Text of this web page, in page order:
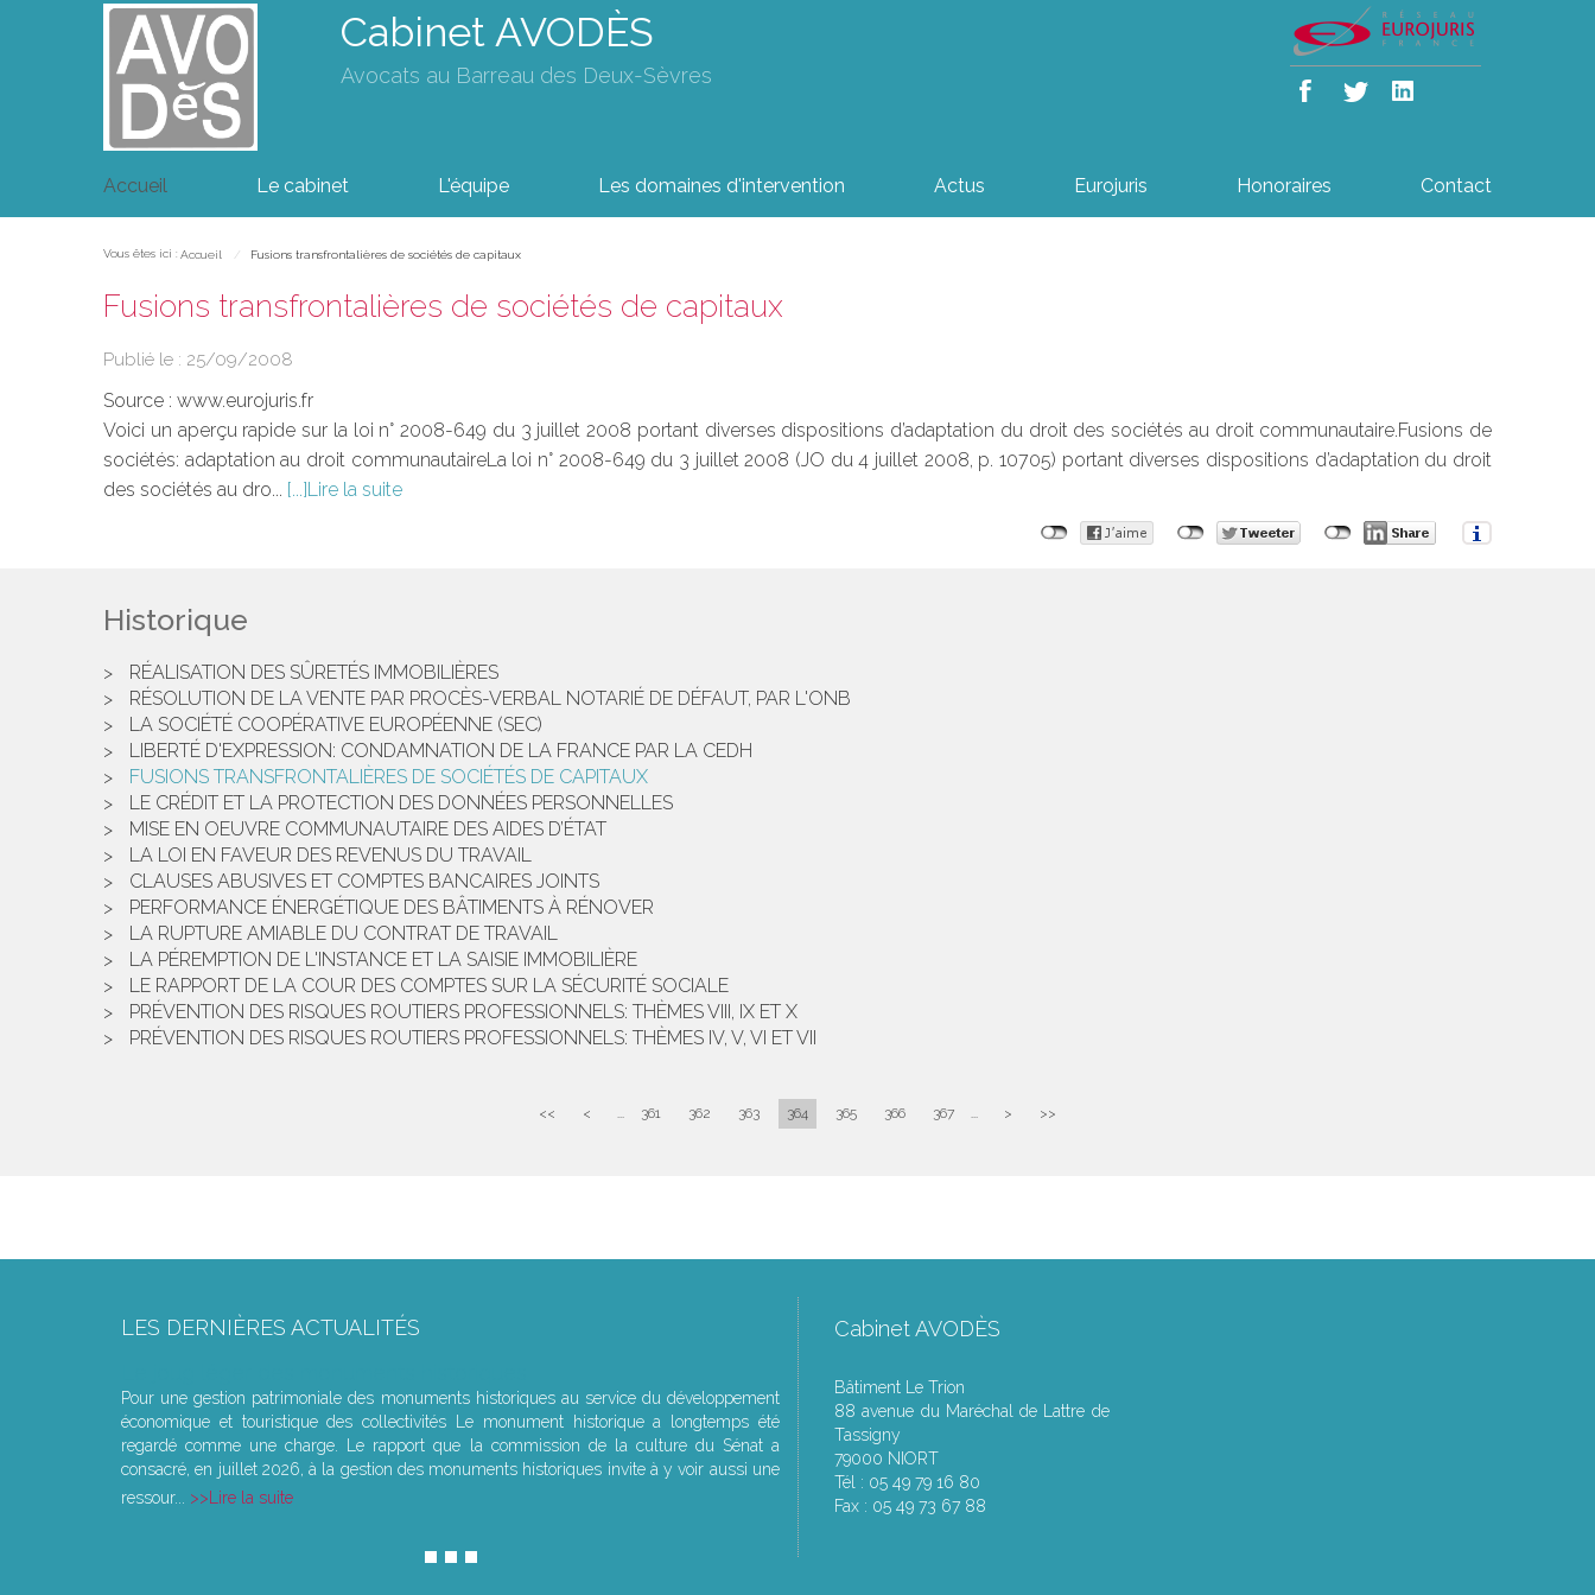
Cabinet AVODÈS
Avocats au Barreau des Deux-Sèvres
Accueil Le cabinet L'équipe Les domaines d'intervention Actus Eurojuris Honoraires Contact
Vous êtes ici : Accueil Fusions transfrontalières de sociétés de capitaux
Fusions transfrontalières de sociétés de capitaux
Publié le : 25/09/2008
Source : www.eurojuris.fr
Voici un aperçu rapide sur la loi n° 2008-649 du 3 juillet 2008 portant diverses dispositions d’adaptation du droit des sociétés au droit communautaire.Fusions de
sociétés: adaptation au droit communautaireLa loi n° 2008-649 du 3 juillet 2008 (JO du 4 juillet 2008, p. 10705) portant diverses dispositions d’adaptation du droit
des sociétés au dro...
Lire la suite
Historique
RÉALISATION DES SÛRETÉS IMMOBILIÈRES
RÉSOLUTION DE LA VENTE PAR PROCÈS-VERBAL NOTARIÉ DE DÉFAUT, PAR L'ONB
LA SOCIÉTÉ COOPÉRATIVE EUROPÉENNE (SEC)
LIBERTÉ D'EXPRESSION: CONDAMNATION DE LA FRANCE PAR LA CEDH
FUSIONS TRANSFRONTALIÈRES DE SOCIÉTÉS DE CAPITAUX
LE CRÉDIT ET LA PROTECTION DES DONNÉES PERSONNELLES
MISE EN OEUVRE COMMUNAUTAIRE DES AIDES D’ÉTAT
LA LOI EN FAVEUR DES REVENUS DU TRAVAIL
CLAUSES ABUSIVES ET COMPTES BANCAIRES JOINTS
PERFORMANCE ÉNERGÉTIQUE DES BÂTIMENTS À RÉNOVER
LA RUPTURE AMIABLE DU CONTRAT DE TRAVAIL
LA PÉREMPTION DE L'INSTANCE ET LA SAISIE IMMOBILIÈRE
LE RAPPORT DE LA COUR DES COMPTES SUR LA SÉCURITÉ SOCIALE
PRÉVENTION DES RISQUES ROUTIERS PROFESSIONNELS: THÈMES VIII, IX ET X
PRÉVENTION DES RISQUES ROUTIERS PROFESSIONNELS: THÈMES IV, V, VI ET VII
<< < ... 361 362 363 364 365 366 367 ... > >>
LES DERNIÈRES ACTUALITÉS
Pour une gestion patrimoniale des monuments historiques au service du développement
économique et touristique des collectivités Le monument historique a longtemps été
regardé comme une charge. Le rapport que la commission de la culture du Sénat a
consacré, en juillet 2026, à la gestion des monuments historiques invite à y voir aussi une
ressour...
Lire la suite
Cabinet AVODÈS
Bâtiment Le Trion
88 avenue du Maréchal de Lattre de
Tassigny
79000 NIORT
Tél : 05 49 79 16 80
Fax : 05 49 73 67 88